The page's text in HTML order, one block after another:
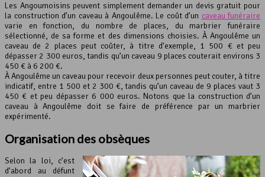
Les Angoumoisins peuvent simplement demander un devis gratuit pour
la construction d’un caveau à Angoulême. Le coût d’un caveau funéraire
varie en fonction, du nombre de places, du marbrier funéraire
sélectionné, de sa forme et des dimensions choisies. À Angoulême un
caveau de 2 places peut coûter, à titre d’exemple, 1 500 € et peu
dépasser 2 300 euros, tandis qu’un caveau 9 places couterait environs 3
450 € à 6 200 €.
À Angoulême un caveau pour recevoir deux personnes peut couter, à titre
indicatif, entre 1 500 et 2 300 €, tandis qu’un caveau de 9 places vaut 3
450 € et peu dépasser 6 000 euros. Notons que la construction d’un
caveau à Angoulême doit se faire de préférence par un marbrier
expérimenté.
Organisation des obsèques
Selon la loi, c’est
d’abord au défunt